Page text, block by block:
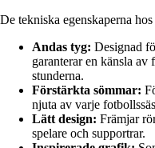
De tekniska egenskaperna
Andas tyg: Designad
garanterar en känsla av
stunderna.
Förstärkta sömmar:
njuta av varje
Lätt design: Främjar
spelare och supportrar.